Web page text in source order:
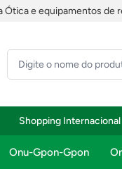
Ótica e equipamentos de
Shopping Internacional
Onu-Gpon-Gpon